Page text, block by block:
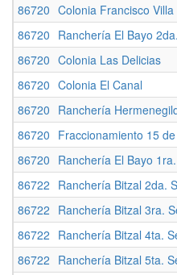
86720 Colonia Francisco Villa
86720 Ranchería El Bayo
86720 Colonia Las Delicias
86720 Colonia El Canal
86720 Ranchería
86720 Fraccionamiento 15
86720 Ranchería El Bayo
86722 Ranchería Bitzal 2da.
86722 Ranchería Bitzal 3ra.
86722 Ranchería Bitzal 4ta.
86722 Ranchería Bitzal 5ta.